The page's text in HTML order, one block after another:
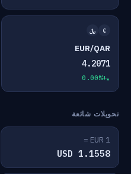
€ ﷼
EUR/QAR
4.2071
+0.00%
تحويلات شائعة
1 EUR =
1.1558 USD